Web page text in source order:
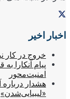
اخبار اخیر
خروج در کار
پیام آنکارا
امنیت‌محور
هشدار
«لیبیایی‌شدن»